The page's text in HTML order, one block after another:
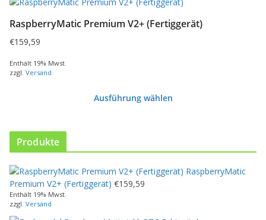
RaspberryMatic Premium V2+ (Fertiggerät)
€159,59
Enthält 19% Mwst.
zzgl. Versand
Ausführung wählen
s
e
s
P
r
o
Produkte
RaspberryMatic
Premium V2+ (Fertiggerät) €159,59
Enthält 19% Mwst.
zzgl. Versand